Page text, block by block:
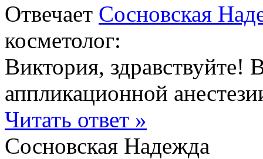
Отвечает Сосновская
косметолог:
Виктория, здравствуйте!
аппликационной
Читать ответ »
Сосновская Надежда